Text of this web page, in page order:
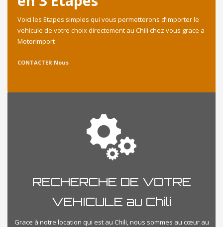
Voici les Etapes simples qui vous permetterons d’importer le
vehicule de votre choix directement au Chili chez vous grace a
Motorimport
CONTACTER Nous
RECHERCHE DE VOTRE
VEHICULE au Chili
Grace à notre location qui est au Chili, nous sommes au cœur au